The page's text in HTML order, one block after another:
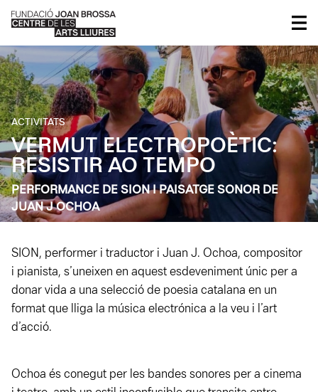
ACTIVITATS
VERMUT ELECTROPOÈTIC:
RESISTIR AO TEMPO
PERFORMANCE DE SION I PAISATGE SONOR DE
JUAN J OCHOA
SION, performer i traductor i Juan J. Ochoa, compositor
i pianista, s’uneixen en aquest esdeveniment únic per a
donar vida a una selecció de poesia catalana en un
format que lliga la música electrónica a la veu i l’art
d’acció.
Ochoa és conegut per les bandes sonores per a cinema